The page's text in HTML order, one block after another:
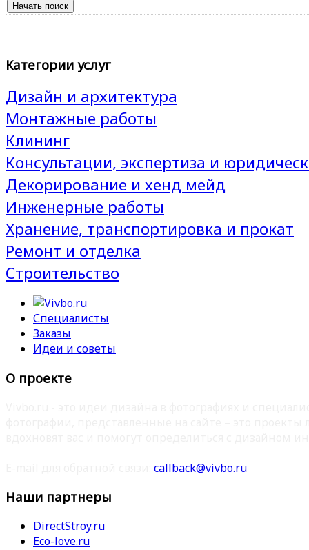
Категории услуг
Дизайн и архитектура
Монтажные работы
Клининг
Консультации, экспертиза и
Декорирование и хенд мейд
Инженерные работы
Хранение, транспортировка и прокат
Ремонт и отделка
Строительство
Специалисты
Заказы
Идеи и советы
О проекте
callback@vivbo.ru
Наши партнеры
DirectStroy.ru
Eco-love.ru